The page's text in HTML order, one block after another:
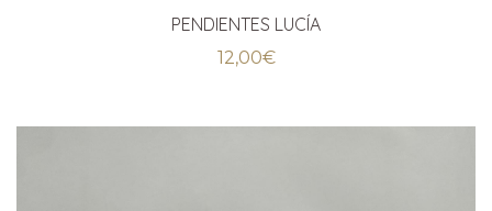
PENDIENTES LUCÍA
12,00€